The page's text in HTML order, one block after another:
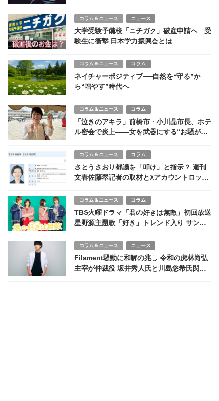
コラム＆ニュース ニュース
大学受験予備校「ニチガク」破産申請へ 受
験生に衝撃 日本学力振興会とは
コラム＆ニュース コラム
ネイチャーポジティブ──自然を“守る”か
ら“増やす”時代へ
コラム＆ニュース コラム
「泣きのアキラ」前橋市・小川晶市長、ホテ
ル密会で炎上――女を武器にする“お騒がせ
コラム＆ニュース コラム
さとうさおり都議を「叩け」と指示？ 週刊
文春佐藤翠記者の取材とXアカウントロック
コラム＆ニュース コラム
TBS火曜ドラマ「君の好きは無敵」初回放送
星野源主題歌「好き」トレンド入り サンリ
代ヒット作
コラム＆ニュース ニュース
Filament騒動に和解の兆し 令和の虎林尚弘
主宰が仲裁役 坂井秀人氏と川島悠希氏関係